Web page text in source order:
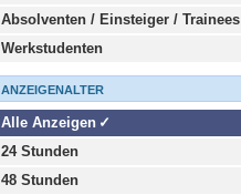
Absolventen / Einsteiger / Trainees
Werkstudenten
ANZEIGENALTER
Alle Anzeigen
24 Stunden
48 Stunden